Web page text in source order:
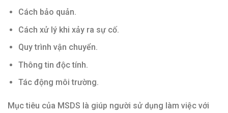
Cách bảo quản.
Cách xử lý khi xảy ra sự cố.
Quy trình vận chuyển.
Thông tin độc tính.
Tác động môi trường.
Mục tiêu của MSDS là giúp người sử dụng làm việc với